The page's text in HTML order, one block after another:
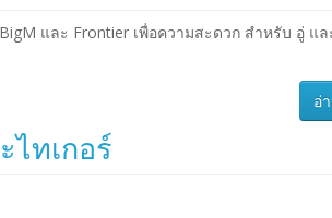
และ Frontier เพื่อความสะดวก สำหรับ อู่ แ
อ่
ทเกอร์